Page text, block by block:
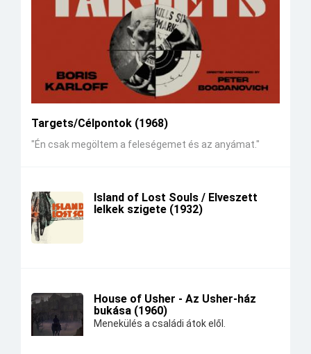
Targets/Célpontok (1968)
"Én csak megöltem a feleségemet és az anyámat."
Island of Lost Souls / Elveszett
lelkek szigete (1932)
House of Usher - Az Usher-ház
bukása (1960)
Menekülés a családi átok elől.